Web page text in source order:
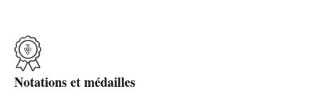
Notations et médailles